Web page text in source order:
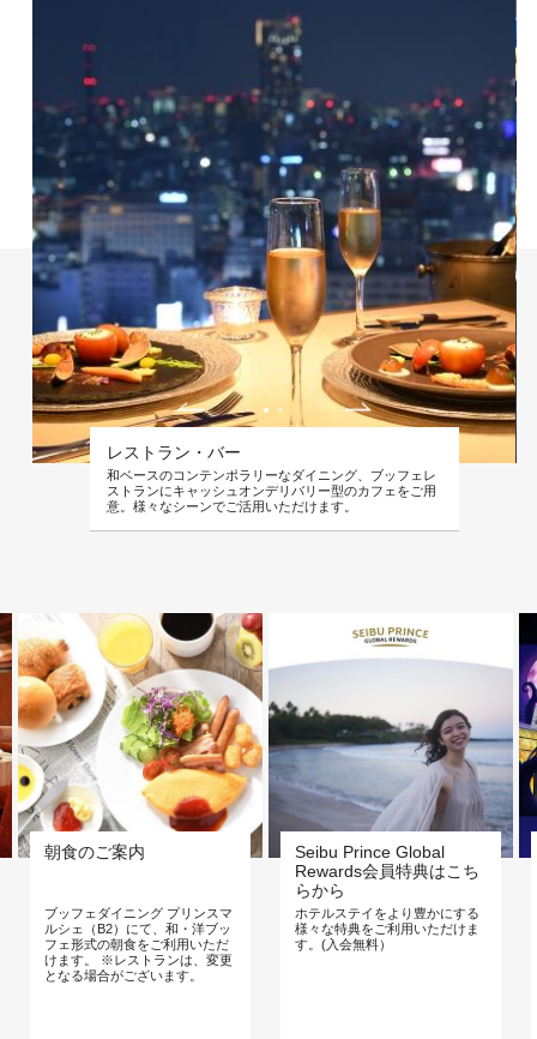
レストラン・バー
和ベースのコンテンポラリーなダイニング、ブッフェレ
ストランにキャッシュオンデリバリー型のカフェをご用
意。様々なシーンでご活用いただけます。
朝食のご案内
ブッフェダイニング プリンスマ
ルシェ（B2）にて、和・洋ブッ
フェ形式の朝食をご利用いただ
けます。 ※レストランは、変更
となる場合がございます。
Seibu Prince Global
Rewards会員特典はこち
らから
ホテルステイをより豊かにする
様々な特典をご利用いただけま
す。(入会無料）